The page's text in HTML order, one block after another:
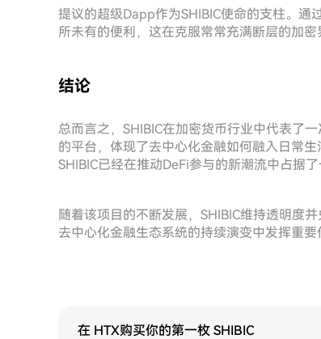
提议的超级Dapp作为SHIBIC使命的支柱。通
所未有的便利，这在克服常常充满断层的加密
结论
总而言之，SHIBIC在加密货币行业中代表了
的平台，体现了去中心化金融如何融入日常
SHIBIC已经在推动DeFi参与的新潮流中占据了
随着该项目的不断发展，SHIBIC维持透明度
去中心化金融生态系统的持续演变中发挥重要
在 HTX购买你的第一枚 SHIBIC